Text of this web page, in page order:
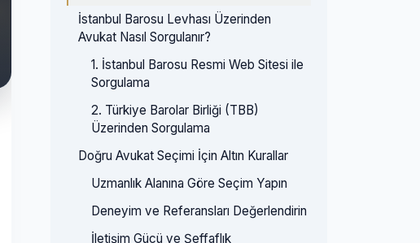
İstanbul Barosu Levhası Üzerinden
Avukat Nasıl Sorgulanır?
1. İstanbul Barosu Resmi Web Sitesi ile
Sorgulama
2. Türkiye Barolar Birliği (TBB)
Üzerinden Sorgulama
Doğru Avukat Seçimi İçin Altın Kurallar
Uzmanlık Alanına Göre Seçim Yapın
Deneyim ve Referansları Değerlendirin
İletişim Gücü ve Şeffaflık